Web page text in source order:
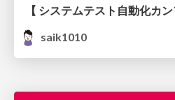
saik1010